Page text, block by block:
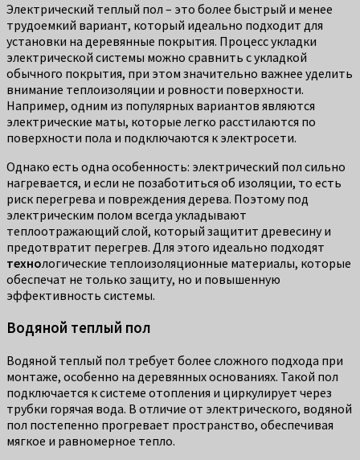
Электрический теплый пол – это более быстрый и менее
трудоемкий вариант, который идеально подходит для
установки на деревянные покрытия. Процесс укладки
электрической системы можно сравнить с укладкой
обычного покрытия, при этом значительно важнее уделить
внимание теплоизоляции и ровности поверхности.
Например, одним из популярных вариантов являются
электрические маты, которые легко расстилаются по
поверхности пола и подключаются к электросети.
Однако есть одна особенность: электрический пол сильно
нагревается, и если не позаботиться об изоляции, то есть
риск перегрева и повреждения дерева. Поэтому под
электрическим полом всегда укладывают
теплоотражающий слой, который защитит древесину и
предотвратит перегрев. Для этого идеально подходят
технологические теплоизоляционные материалы, которые
обеспечат не только защиту, но и повышенную
эффективность системы.
Водяной теплый пол
Водяной теплый пол требует более сложного подхода при
монтаже, особенно на деревянных основаниях. Такой пол
подключается к системе отопления и циркулирует через
трубки горячая вода. В отличие от электрического, водяной
пол постепенно прогревает пространство, обеспечивая
мягкое и равномерное тепло.